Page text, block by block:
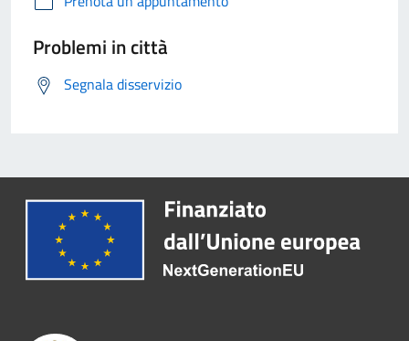
Problemi in città
Segnala disservizio